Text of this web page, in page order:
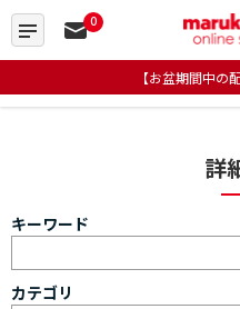
0
【お盆期間中の
詳
キーワード
カテゴリ